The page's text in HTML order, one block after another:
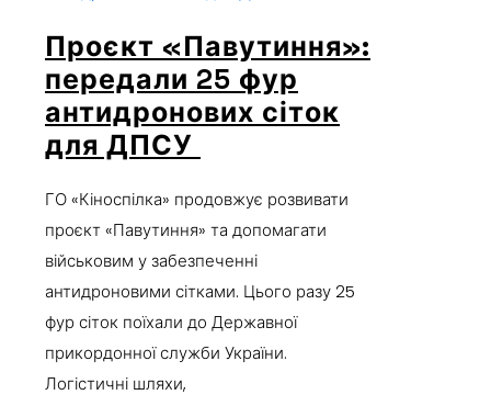
Проєкт «Павутиння»:
передали 25 фур
антидронових сіток
для ДПСУ
ГО «Кіноспілка» продовжує розвивати
проєкт «Павутиння» та допомагати
військовим у забезпеченні
антидроновими сітками. Цього разу 25
фур сіток поїхали до Державної
прикордонної служби України.
Логістичні шляхи,